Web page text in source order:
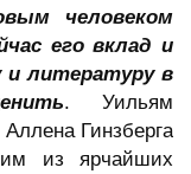
человеком
его вклад и
и литературу в
. Уильям
Гинзберга
из ярчайших